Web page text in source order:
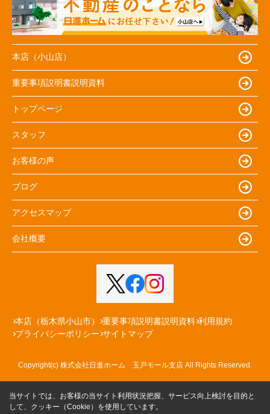
本店（小山店）
重要事項説明書説明資料
トップページ
スタッフ
お客様の声
ブログ
アクセスマップ
会社概要
本店（栃木県小山市） 重要事項説明書説明資料 利用規約
プライバシーポリシー サイトマップ
Copyright(c) 株式会社日進ホーム 玉戸モール支店 All Rights Reserved.
当サイトでは、お客様の当サイト利用状況把握、サービス向上検討を目的と
して、クッキー（Cookie）を使用しています。